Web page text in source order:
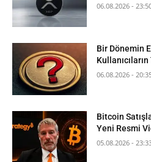
06.08.2026 -
Bir Dönemin
06.08.2026 -
Bitcoin
Yeni Resmi
05.08.2026 -